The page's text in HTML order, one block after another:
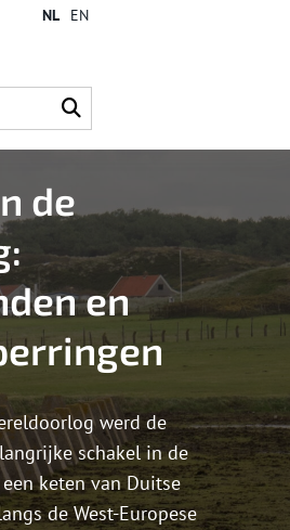
NL EN
de
en
werd de
schakel in de
keten van Duitse
de West-Europese